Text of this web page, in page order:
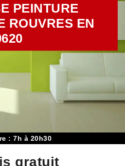
PEINTURE
ROUVRES EN
: 7h à 20h30
gratuit